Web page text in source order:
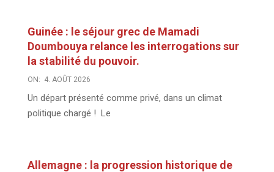
Guinée : le séjour grec de Mamadi
Doumbouya relance les interrogations sur
la stabilité du pouvoir.
ON: 4. AOÛT 2026
Un départ présenté comme privé, dans un climat
politique chargé ! Le
Allemagne : la progression historique de